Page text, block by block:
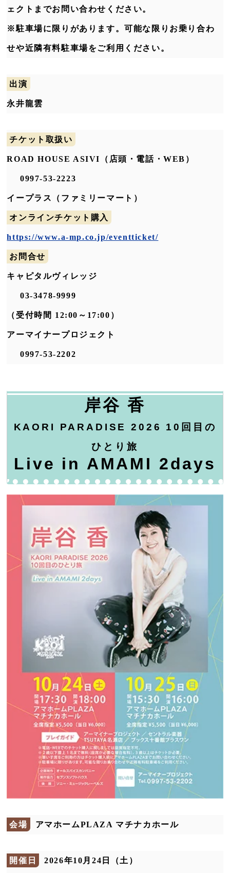
ェクトまでお問い合わせください。
※駐車場に限りがあります。可能な限りお乗り合わ
せや近隣有料駐車場をご利用ください。
出演
永井龍雲
チケット取扱い
ROAD HOUSE ASIVI（店頭・電話・WEB）
0997-53-2223
イープラス（ファミリーマート）
オンラインチケット購入
https://www.a-mp.co.jp/eventticket/
お問合せ
キャピタルヴィレッジ
03-3478-9999
（受付時間 12:00～17:00）
アーマイナープロジェクト
0997-53-2202
岸谷 香
KAORI PARADISE 2026 10回目の
ひとり旅
Live in AMAMI 2days
会場 アマホームPLAZA マチナカホール
開催日 2026年10月24日（土）